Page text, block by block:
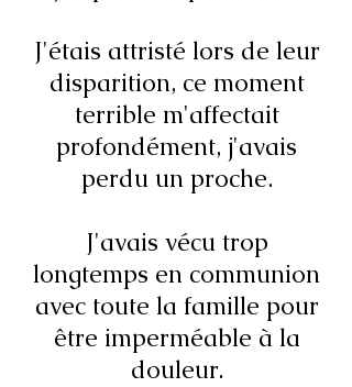
J'étais attristé lors de leur
disparition, ce moment
terrible m'affectait
profondément, j'avais
perdu un proche.
J'avais vécu trop
longtemps en communion
avec toute la famille pour
être imperméable à la
douleur.